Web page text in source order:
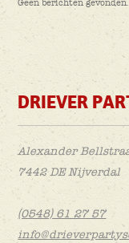
Geen berichten gevonden.
DRIEVER
Alexander
7442 DE Nijverdal
(0548) 61 27 57